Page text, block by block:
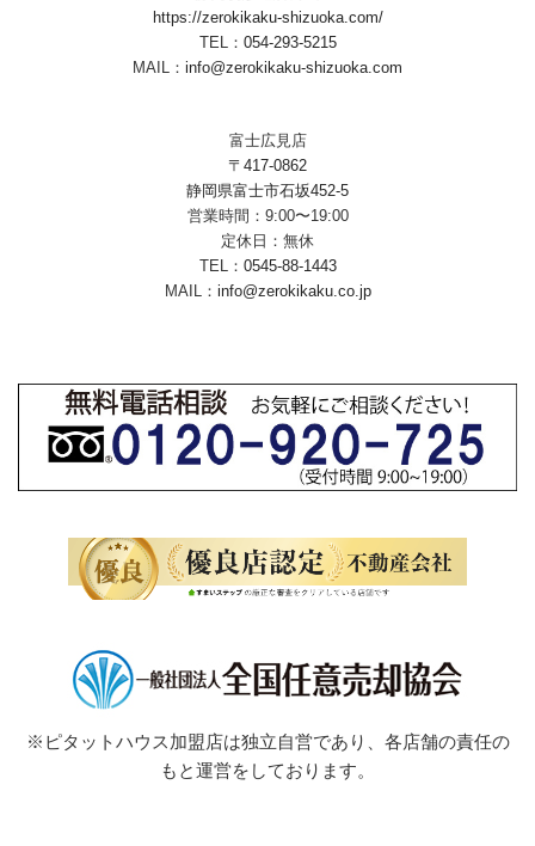
https://zerokikaku-shizuoka.com/
TEL： 054-293-5215
MAIL： info@zerokikaku-shizuoka.com
富士広見店
〒417-0862
静岡県富士市石坂452-5
営業時間：9:00〜19:00
定休日：無休
TEL： 0545-88-1443
MAIL： info@zerokikaku.co.jp
※ピタットハウス加盟店は独立自営であり、各店舗の責任の
もと運営をしております。